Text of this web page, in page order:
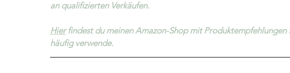
an qualifizierten Verkäufen.
Hier findest du meinen Amazon-Shop mit Produktempfehlungen
häufig verwende.